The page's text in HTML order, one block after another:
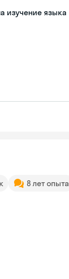
изучение языка
8 лет опыта